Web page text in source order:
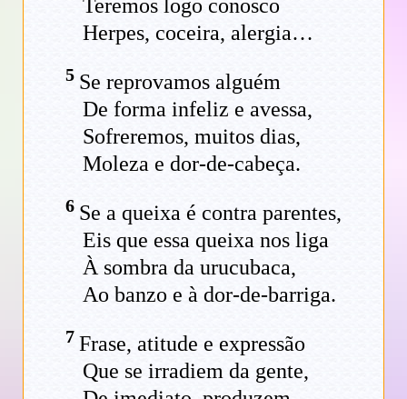
Teremos logo conosco
Herpes, coceira, alergia…
5 Se reprovamos alguém
De forma infeliz e avessa,
Sofreremos, muitos dias,
Moleza e dor-de-cabeça.
6 Se a queixa é contra parentes,
Eis que essa queixa nos liga
À sombra da urucubaca,
Ao banzo e à dor-de-barriga.
7 Frase, atitude e expressão
Que se irradiem da gente,